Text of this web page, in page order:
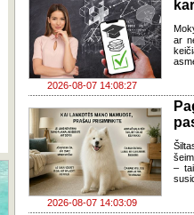
2026-08-07 14:08:27
ar
2026-08-07 14:03:09
–